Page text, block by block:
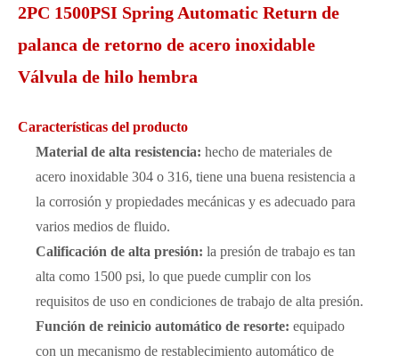
2PC 1500PSI Spring Automatic Return de
palanca de retorno de acero inoxidable
Válvula de hilo hembra
Características del producto
Material de alta resistencia: hecho de materiales de
acero inoxidable 304 o 316, tiene una buena resistencia a
la corrosión y propiedades mecánicas y es adecuado para
varios medios de fluido.
Calificación de alta presión: la presión de trabajo es tan
alta como 1500 psi, lo que puede cumplir con los
requisitos de uso en condiciones de trabajo de alta presión.
Función de reinicio automático de resorte: equipado
con un mecanismo de restablecimiento automático de